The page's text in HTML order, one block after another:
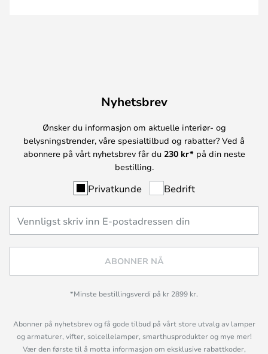
Nyhetsbrev
Ønsker du informasjon om aktuelle interiør- og
belysningstrender, våre spesialtilbud og rabatter? Ved å
abonnere på vårt nyhetsbrev får du 230 kr* på din neste
bestilling.
Privatkunde Bedrift
ABONNER NÅ
*Minste bestillingsverdi på kr 2899 kr.
Abonner på nyhetsbrev og få gode tilbud på vårt store utvalg av lamper
og armaturer, vifter, solcellelamper, smarthusprodukter og mye mer!
Vær den første til å motta informasjon om eksklusive rabattkoder,